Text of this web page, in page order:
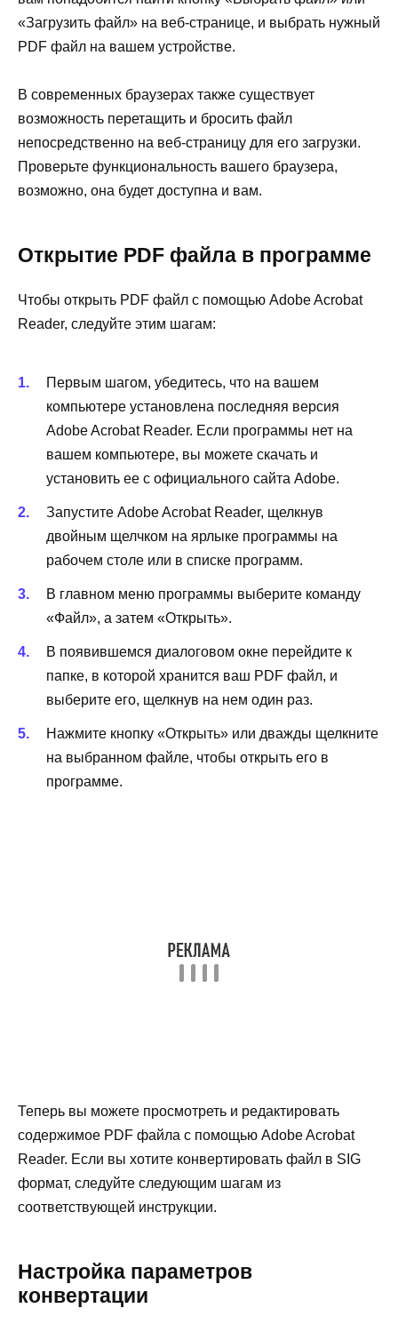
«Загрузить файл» на веб-странице, и выбрать нужный
PDF файл на вашем устройстве.
В современных браузерах также существует
возможность перетащить и бросить файл
непосредственно на веб-страницу для его загрузки.
Проверьте функциональность вашего браузера,
возможно, она будет доступна и вам.
Открытие PDF файла в программе
Чтобы открыть PDF файл с помощью Adobe Acrobat
Reader, следуйте этим шагам:
Первым шагом, убедитесь, что на вашем
компьютере установлена последняя версия
Adobe Acrobat Reader. Если программы нет на
вашем компьютере, вы можете скачать и
установить ее с официального сайта Adobe.
Запустите Adobe Acrobat Reader, щелкнув
двойным щелчком на ярлыке программы на
рабочем столе или в списке программ.
В главном меню программы выберите команду
«Файл», а затем «Открыть».
В появившемся диалоговом окне перейдите к
папке, в которой хранится ваш PDF файл, и
выберите его, щелкнув на нем один раз.
Нажмите кнопку «Открыть» или дважды щелкните
на выбранном файле, чтобы открыть его в
программе.
Теперь вы можете просмотреть и редактировать
содержимое PDF файла с помощью Adobe Acrobat
Reader. Если вы хотите конвертировать файл в SIG
формат, следуйте следующим шагам из
соответствующей инструкции.
Настройка параметров
конвертации